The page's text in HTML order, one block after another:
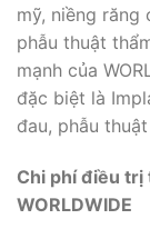
mỹ, niềng răng
phẫu thuật
mạnh của
đặc biệt là
đau, phẫu
Chi phí điều trị
WORLDWIDE